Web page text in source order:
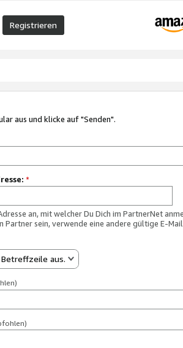
Registrieren
aus und klicke auf "Senden".
*
an, mit welcher Du Dich im PartnerNet
Partner sein, verwende eine andere gültige E-
aus.